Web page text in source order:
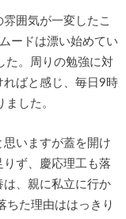
囲気が一変したこ
ードは漂い始めてい
た。周りの勉強に対
ばと感じ、毎日9時
した。
いますが蓋を開け
ず、慶応理工も落
、親に私立に行か
ちた理由ははっきり